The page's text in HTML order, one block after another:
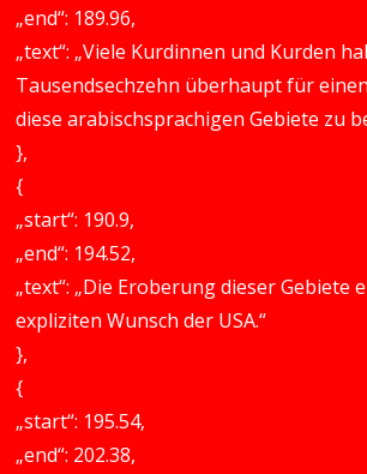
„end“: 189.96,
„text“: „Viele Kurdinnen und Kurden
Tausendsechzehn überhaupt für
diese arabischsprachigen Gebiete zu
},
{
„start“: 190.9,
„end“: 194.52,
„text“: „Die Eroberung dieser Gebiete
expliziten Wunsch der USA.“
},
{
„start“: 195.54,
„end“: 202.38,